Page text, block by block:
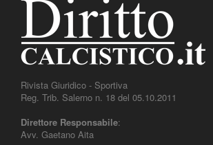
Rivista Giuridico - Sportiva
Reg. Trib. Salerno n. 18 del 05.10.2011
Direttore Responsabile:
Avv. Gaetano Aita